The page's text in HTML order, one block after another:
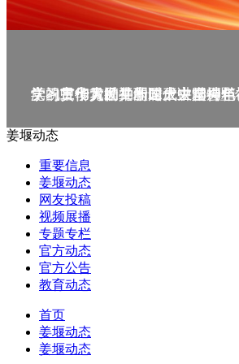
庆祝中华人民共和国成立75周年
学习贯彻党的二十届三中全会精
党的二十大精神理论大讲堂--理
学习宣传贯彻党的二十大精神
学习贯彻习近平新时代中国特
姜堰动态
重要信息
姜堰动态
网友投稿
视频展播
专题专栏
官方动态
官方公告
教育动态
首页
姜堰动态
姜堰动态